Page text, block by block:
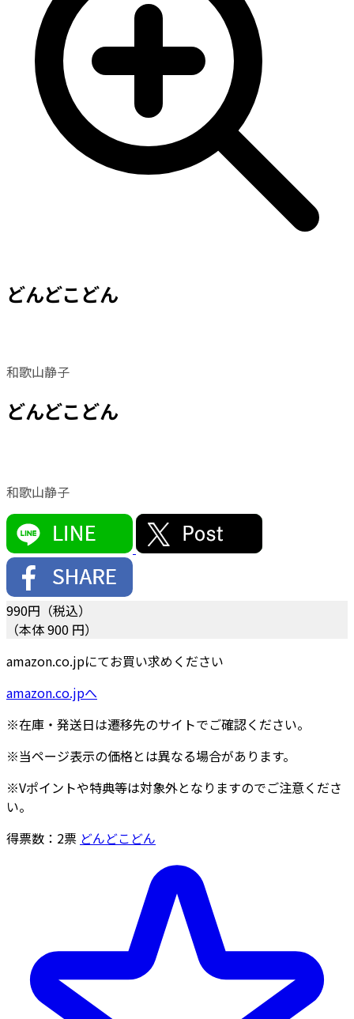
どんどこどん
和歌山静子
どんどこどん
和歌山静子
990円（税込）
（本体 900 円）
amazon.co.jpにてお買い求めください
amazon.co.jpへ
※在庫・発送日は遷移先のサイトでご確認ください。
※当ページ表示の価格とは異なる場合があります。
※Vポイントや特典等は対象外となりますのでご注意くださ
い。
得票数： 2票 どんどこどん